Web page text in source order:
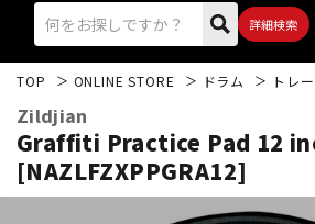
詳細検索
TOP ONLINE STORE ドラム トレ
Zildjian
Graffiti Practice Pad 12
[NAZLFZXPPGRA12]